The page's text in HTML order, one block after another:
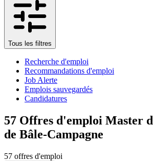
Tous les filtres
Recherche d'emploi
Recommandations d'emploi
Job Alerte
Emplois sauvegardés
Candidatures
57 Offres d'emploi Master
de Bâle-Campagne
57 offres d'emploi